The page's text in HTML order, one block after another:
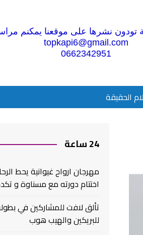
نشرها على موقعنا يمكنم
topkapi6@gmail.com
0662342951
الحقيقة
24 ساعة
مهرجان ارواح غيوانية يحط
اختتام دورته مع مسناوة و
تألق لافت للمشاركين في
للبريكين والهيب هوب